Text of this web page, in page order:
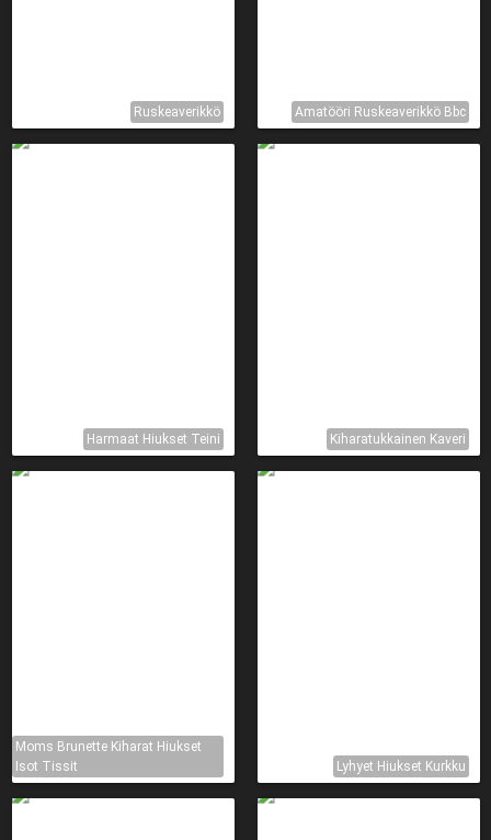
Ruskeaverikkö Amatööri Ruskeaverikkö Bbc
Harmaat Hiukset Teini Kiharatukkainen Kaveri
Moms Brunette Kiharat Hiukset
Isot Tissit
Lyhyet Hiukset Kurkku